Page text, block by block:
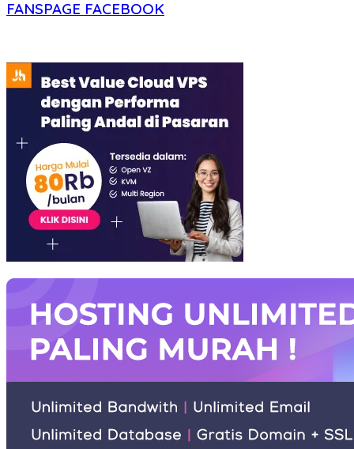
FANSPAGE FACEBOOK